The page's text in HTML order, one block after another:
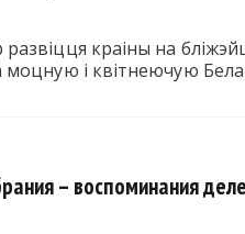
краіны на
моцную і квітнеючую
– воспоминания